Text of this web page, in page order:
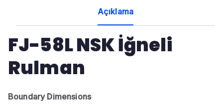
Açıklama
FJ-58L NSK İğneli
Rulman
Boundary Dimensions